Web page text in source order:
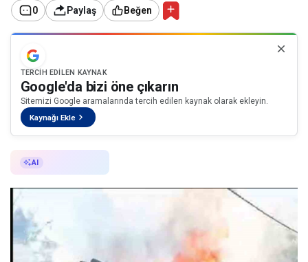
0 Paylaş Beğen
TERCIH EDILEN KAYNAK
Google'da bizi öne çıkarın
Sitemizi Google aramalarında tercih edilen kaynak olarak ekleyin.
Kaynağı Ekle
AI